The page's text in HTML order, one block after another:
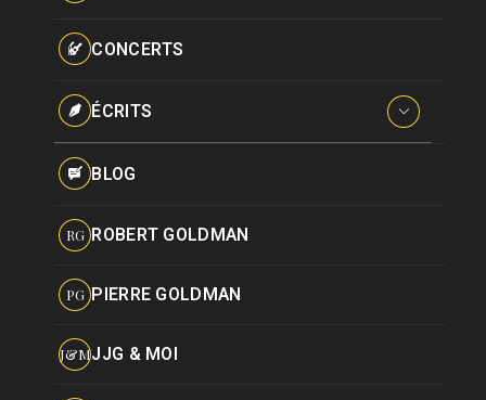
Pseudonymes
CONCERTS
ÉCRITS
Interviews
BLOG
RG ROBERT GOLDMAN
PG PIERRE GOLDMAN
J&MJJG & MOI